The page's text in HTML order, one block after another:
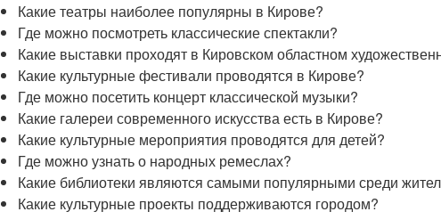
Какие театры наиболее популярны в Кирове?
Где можно посмотреть классические спектакли?
Какие выставки проходят в Кировском областном
Какие культурные фестивали проводятся в Кирове?
Где можно посетить концерт классической музыки?
Какие галереи современного искусства есть в Кирове?
Какие культурные мероприятия проводятся для детей?
Где можно узнать о народных ремеслах?
Какие библиотеки являются самыми популярными среди
Какие культурные проекты поддерживаются городом?